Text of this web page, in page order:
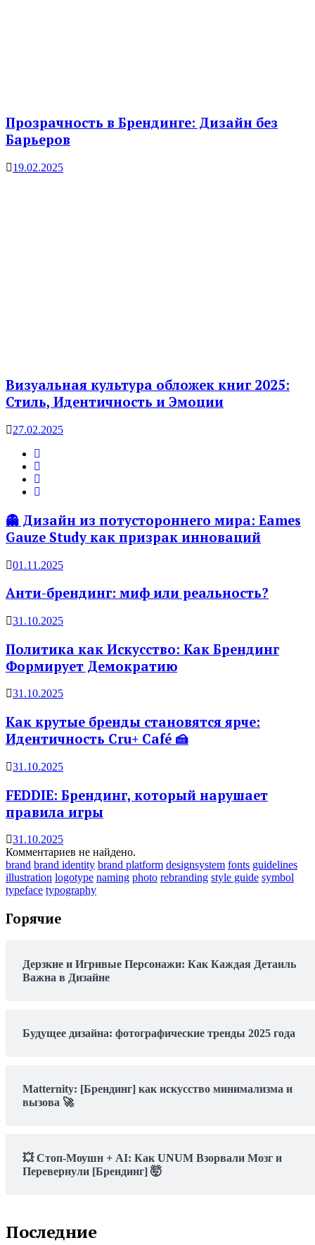
Прозрачность в Брендинге: Дизайн без
Барьеров
19.02.2025
Визуальная культура обложек книг 2025:
Стиль, Идентичность и Эмоции
27.02.2025
👻 Дизайн из потустороннего мира: Eames
Gauze Study как призрак инноваций
01.11.2025
Анти-брендинг: миф или реальность?
31.10.2025
Политика как Искусство: Как Брендинг
Формирует Демократию
31.10.2025
Как крутые бренды становятся ярче:
Идентичность Cru+ Café 🍰
31.10.2025
FEDDIE: Брендинг, который нарушает
правила игры
31.10.2025
Комментариев не найдено.
brand brand identity brand platform designsystem fonts guidelines
illustration logotype naming photo rebranding style guide symbol
typeface typography
Горячие
Дерзкие и Игривые Персонажи: Как Каждая Детаиль
Важна в Дизайне
Будущее дизайна: фотографические тренды 2025 года
Matternity: [Брендинг] как искусство минимализма и
вызова 🚀
💥 Стоп-Моушн + AI: Как UNUM Взорвали Мозг и
Перевернули [Брендинг] 🤯
Последние